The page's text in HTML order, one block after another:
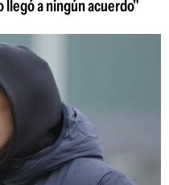
llegó a ningún acuerdo"